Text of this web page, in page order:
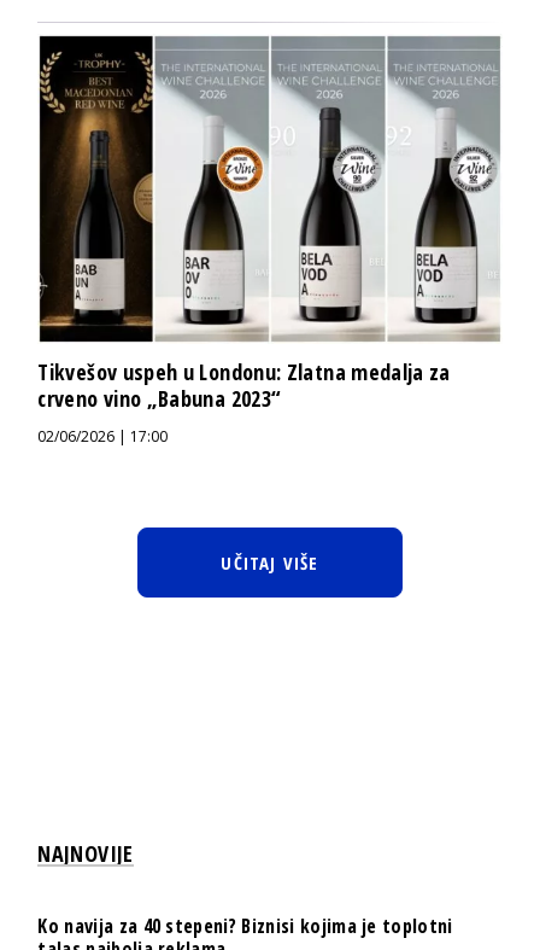
Tikvešov uspeh u Londonu: Zlatna medalja za
crveno vino „Babuna 2023“
02/06/2026 | 17:00
UČITAJ VIŠE
NAJNOVIJE
Ko navija za 40 stepeni? Biznisi kojima je toplotni